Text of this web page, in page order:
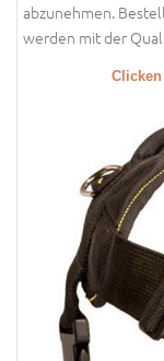
abzunehmen.
werden mit der